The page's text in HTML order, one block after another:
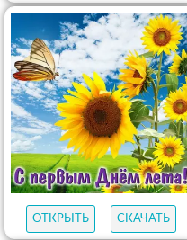
ОТКРЫТЬ СКАЧАТЬ